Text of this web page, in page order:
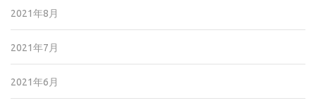
2021年8月
2021年7月
2021年6月